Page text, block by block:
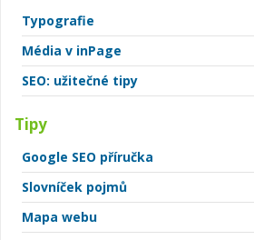
Typografie
Média v inPage
SEO: užitečné tipy
Tipy
Google SEO příručka
Slovníček pojmů
Mapa webu